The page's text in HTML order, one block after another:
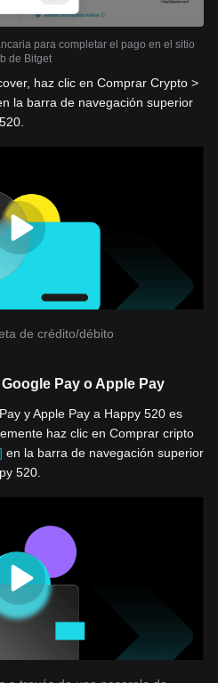
para completar el pago en el sitio
de Bitget
haz clic en Comprar Crypto >
la barra de navegación superior
de crédito/débito
Pay o Apple Pay
y Apple Pay a Happy 520 es
haz clic en Comprar cripto
en la barra de navegación superior
520.